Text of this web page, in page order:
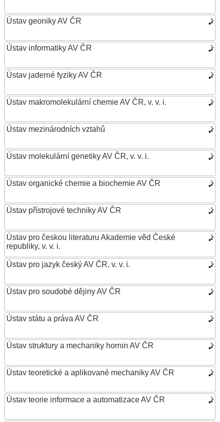
Ústav geoniky AV ČR
Ústav informatiky AV ČR
Ústav jaderné fyziky AV ČR
Ústav makromolekulární chemie AV ČR, v. v. i.
Ústav mezinárodních vztahů
Ústav molekulární genetiky AV ČR, v. v. i.
Ústav organické chemie a biochemie AV ČR
Ústav přístrojové techniky AV ČR
Ústav pro českou literaturu Akademie věd České
republiky, v. v. i.
Ústav pro jazyk český AV ČR, v. v. i.
Ústav pro soudobé dějiny AV ČR
Ústav státu a práva AV ČR
Ústav struktury a mechaniky hornin AV ČR
Ústav teoretické a aplikované mechaniky AV ČR
Ústav teorie informace a automatizace AV ČR